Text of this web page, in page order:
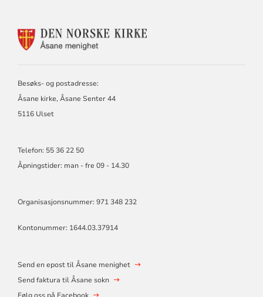
KONTAKTINFORMASJON
Besøks- og postadresse:
Åsane kirke, Åsane Senter 44
5116 Ulset
Telefon: 55 36 22 50
Åpningstider: man - fre 09 - 14.30
Organisasjonsnummer: 971 348 232
Kontonummer: 1644.03.37914
Send en epost til Åsane menighet
Send faktura til Åsane sokn
Følg oss på Facebook